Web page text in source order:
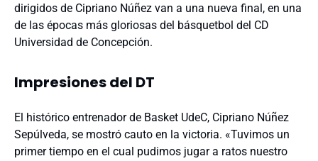
dirigidos de Cipriano Núñez van a una nueva final, en una
de las épocas más gloriosas del básquetbol del CD
Universidad de Concepción.
Impresiones del DT
El histórico entrenador de Basket UdeC, Cipriano Núñez
Sepúlveda, se mostró cauto en la victoria. «Tuvimos un
primer tiempo en el cual pudimos jugar a ratos nuestro